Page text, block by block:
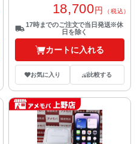
18,700円 （税込）
17時までのご注文で当日発送※休
日を除く
カートに入れる
お気に入り 比較する